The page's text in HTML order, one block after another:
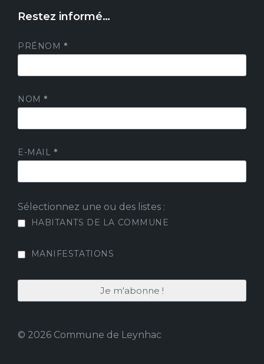
Restez informé…
PRÉNOM *
NOM *
E-MAIL *
Sélectionnez une ou des listes :
HABITANTS DE LA COMMUNE
MANIFESTATIONS
© 2026 Commune de Leynhac